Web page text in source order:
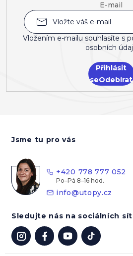
E-mail
Vložením e-mailu souhlasíte s
osobních
Přihlásit
se
Jsme tu pro vás
+420 778 777 052
info@utopy.cz
Sledujte nás na sociálních